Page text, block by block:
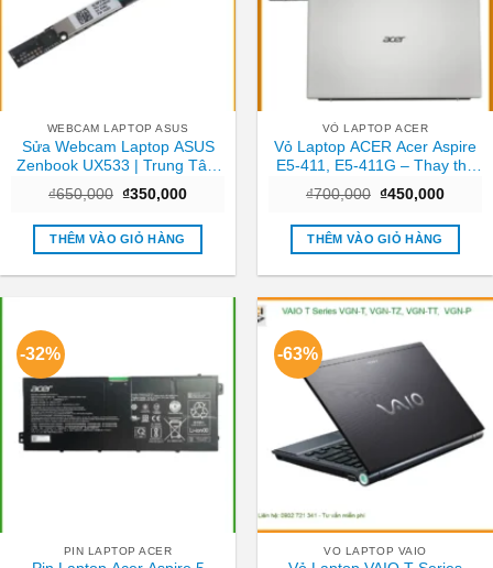
WEBCAM LAPTOP ASUS
Sửa Webcam Laptop ASUS
Zenbook UX533 | Trung Tâm
₫650,000 Giá
là:
₫650,000.
₫350,000Giá
tại
₫350,000.
THÊM VÀO GIỎ HÀNG
VỎ LAPTOP ACER
Vỏ Laptop ACER Acer Aspire
E5-411, E5-411G – Thay thế
₫700,000 Giá
là:
₫700,000.
₫450,000Giá
tại
THÊM VÀO GIỎ HÀNG
-32%
PIN LAPTOP ACER
-63%
VO LAPTOP VAIO